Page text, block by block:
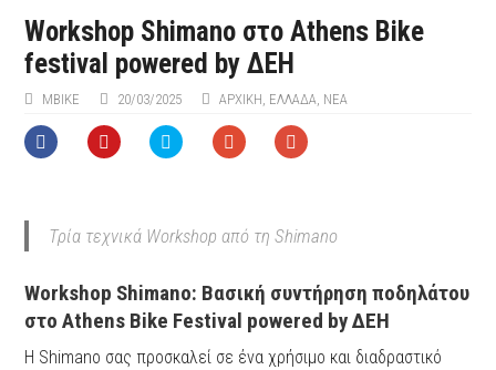
Workshop Shimano στο Αthens Bike
festival powered by ΔΕΗ
MBIKE 20/03/2025 ΑΡΧΙΚΉ, ΕΛΛΑΔΑ, ΝΕΑ
Τρία τεχνικά Workshop από τη Shimano
Workshop Shimano: Βασική συντήρηση ποδηλάτου
στο Athens Bike Festival powered by ΔΕΗ
Η Shimano σας προσκαλεί σε ένα χρήσιμο και διαδραστικό